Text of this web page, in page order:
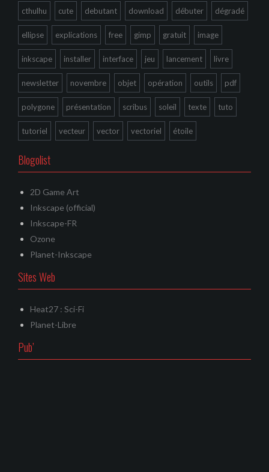
cthulhu cute debutant download débuter dégradé
ellipse explications free gimp gratuit image
inkscape installer interface jeu lancement livre
newsletter novembre objet opération outils pdf
polygone présentation scribus soleil texte tuto
tutoriel vecteur vector vectoriel étoile
Blogolist
2D Game Art
Inkscape (official)
Inkscape-FR
Ozone
Planet-Inkscape
Sites Web
Heat27 : Sci-Fi
Planet-Libre
Pub’